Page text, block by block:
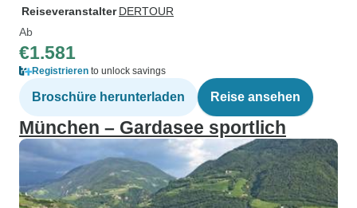
Reiseveranstalter DERTOUR
Ab
€1.581
Registrieren to unlock savings
Broschüre herunterladen Reise ansehen
München – Gardasee sportlich